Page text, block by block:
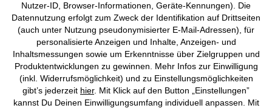
AGB Datenschutz Cookie-Einstellungen Impressum
Vertrag widerrufen
©2026 bonprix.Alle Rechte vorbehalten.
Nutzer-ID, Browser-Informationen, Geräte-Kennungen). Die
Datennutzung erfolgt zum Zweck der Identifikation auf Drittseiten
(auch unter Nutzung pseudonymisierter E-Mail-Adressen), für
personalisierte Anzeigen und Inhalte, Anzeigen- und
Inhaltsmessungen sowie um Erkenntnisse über Zielgruppen und
Produktentwicklungen zu gewinnen. Mehr Infos zur Einwilligung
(inkl. Widerrufsmöglichkeit) und zu Einstellungsmöglichkeiten
gibt’s jederzeit hier. Mit Klick auf den Button „Einstellungen”
kannst Du Deinen Einwilligungsumfang individuell anpassen. Mit